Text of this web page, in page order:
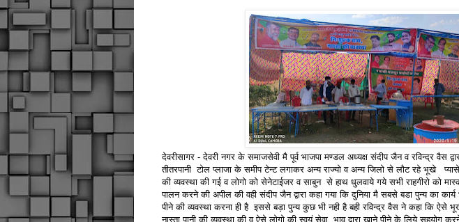
देवरीसागर - देवरी नगर के समाजसेवी मै पूर्व भाजपा मण्डल अध्यक्ष संदीप जैन व रविन्द्र वैस
तीतरपानी टोल प्लाजा के समीप टेन्ट लगाकर अन्य राज्यो व अन्य जिलो से लौट रहे भूखे प्यासे
की व्यवस्था की गई व लोगो को सेनेटाईजर व साबुन से हाथ धुलवाये गये सभी राहगीरो को
पालन करने की अपील की वही संदीप जैन द्वारा कहा गया कि दुनिया मै सबसे बडा पुन्य का
पीने की व्यवस्था करना ही है इससे बड़ा पुन्य कुछ भी नही है बही रविन्द्र वैस ने कहा कि ऐसे भूखे
नास्ता पानी की व्यवस्था की व ऐसे लोगो की स्वयं सेवा भाव द्वारा खाने पीने के लिये सहयोग